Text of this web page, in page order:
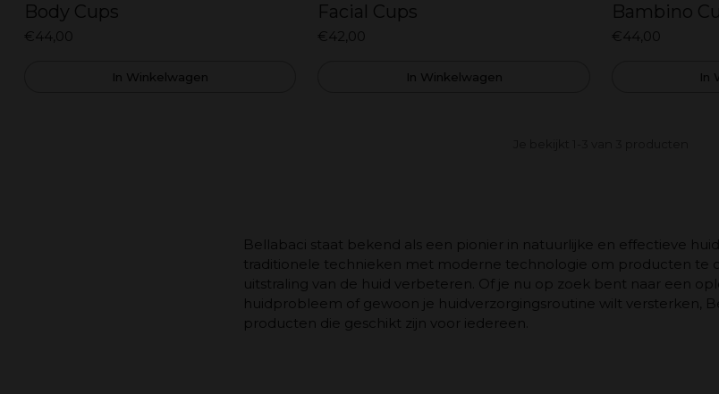
Body Cups
€44,00
In Winkelwagen
Facial Cups
€42,00
In Winkelwagen
Bambino
€44,00
In
Bellabaci staat bekend als een pionier in natuurlijke en effectieve
traditionele technieken met moderne technologie om producten te
uitstraling van de huid verbeteren. Of je nu op zoek bent naar een
huidprobleem of gewoon je huidverzorgingsroutine wilt versterken,
producten die geschikt zijn voor iedereen.